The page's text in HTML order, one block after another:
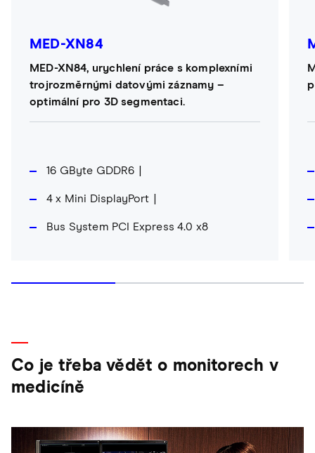
MED-XN84
MED-XN84, urychlení práce s komplexními
trojrozměrnými datovými záznamy –
optimální pro 3D segmentaci.
16 GByte GDDR6
4 x Mini DisplayPort
Bus System PCI Express 4.0 x8
Co je třeba vědět o monitorech v
medicíně